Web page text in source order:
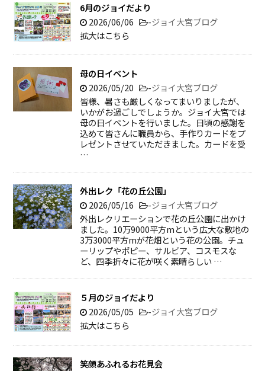
6月のジョイだより
2026/06/06
-ジョイ大宮ブログ
拡大はこちら
母の日イベント
2026/05/20
-ジョイ大宮ブログ
皆様、暑さも厳しくなってまいりましたが、
いかがお過ごしでしょうか。ジョイ大宮では
母の日イベントを行いました。日頃の感謝を
込めて皆さんに職員から、手作りカードをプ
レゼントさせていただきました。カードを受
…
外出レク「花の丘公園」
2026/05/16
-ジョイ大宮ブログ
外出レクリエーションで花の丘公園に出かけ
ました。10万9000平方mという広大な敷地の
3万3000平方mが花畑という花の公園。チュ
ーリップやポピー、サルビア、コスモスな
ど、四季折々に花が咲く素晴らしい …
５月のジョイだより
2026/05/05
-ジョイ大宮ブログ
拡大はこちら
笑顔あふれるお花見会